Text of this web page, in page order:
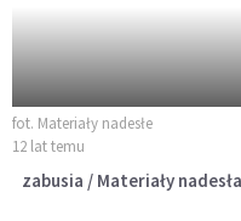
fot. Materiały nadesłe
12 lat temu
zabusia / Materiały